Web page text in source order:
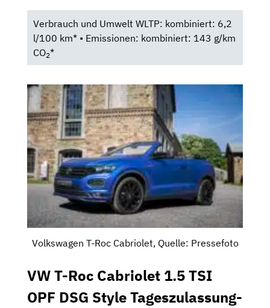
Verbrauch und Umwelt WLTP: kombiniert: 6,2
l/100 km* • Emissionen: kombiniert: 143 g/km
CO2*
Volkswagen T-Roc Cabriolet, Quelle: Pressefoto
VW T-Roc Cabriolet 1.5 TSI
OPF DSG Style Tageszulassung-